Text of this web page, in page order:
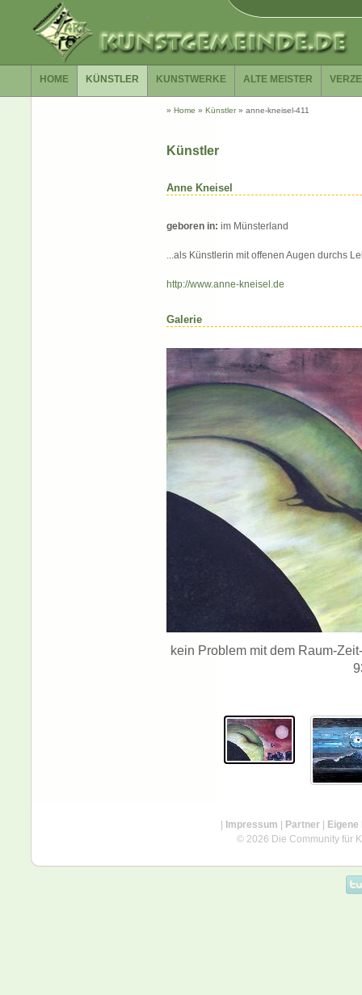
HOME KÜNSTLER KUNSTWERKE ALTE MEISTER
» Home » Künstler» anne-kneisel-411
Künstler
Anne Kneisel
geboren in: im Münsterland
...als Künstlerin mit offenen Augen durchs
http://www.anne-kneisel.de
Galerie
kein Problem mit dem Raum-
| Impressum | Partner| Eigene
© 2026 Die Community für